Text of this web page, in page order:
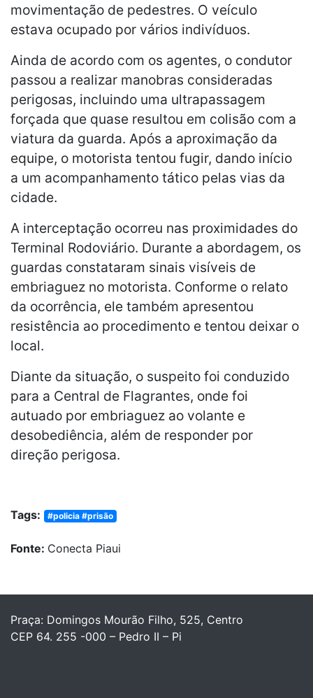
movimentação de pedestres. O veículo
estava ocupado por vários indivíduos.
Ainda de acordo com os agentes, o condutor
passou a realizar manobras consideradas
perigosas, incluindo uma ultrapassagem
forçada que quase resultou em colisão com a
viatura da guarda. Após a aproximação da
equipe, o motorista tentou fugir, dando início
a um acompanhamento tático pelas vias da
cidade.
A interceptação ocorreu nas proximidades do
Terminal Rodoviário. Durante a abordagem, os
guardas constataram sinais visíveis de
embriaguez no motorista. Conforme o relato
da ocorrência, ele também apresentou
resistência ao procedimento e tentou deixar o
local.
Diante da situação, o suspeito foi conduzido
para a Central de Flagrantes, onde foi
autuado por embriaguez ao volante e
desobediência, além de responder por
direção perigosa.
Tags: #policia #prisão
Fonte: Conecta Piaui
Praça: Domingos Mourão Filho, 525, Centro
CEP 64. 255 -000 – Pedro II – Pi